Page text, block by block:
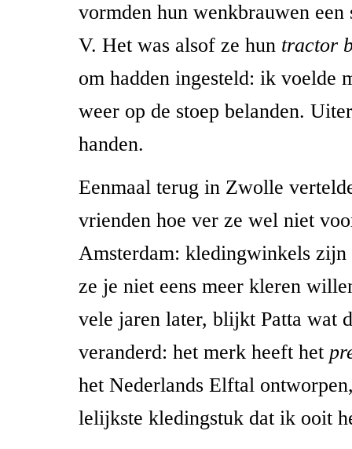
vormden hun wenkbrauwen een
V. Het was alsof ze hun tractor
om hadden ingesteld: ik voelde
weer op de stoep belanden.
handen.
Eenmaal terug in Zwolle
vrienden hoe ver ze wel niet
Amsterdam: kledingwinkels zijn
ze je niet eens meer kleren
vele jaren later, blijkt Patta wat
veranderd: het merk heeft het
het Nederlands Elftal
lelijkste kledingstuk dat ik ooit